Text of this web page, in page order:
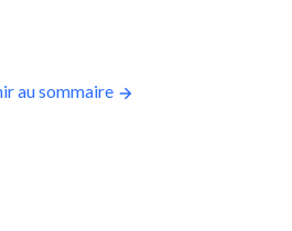
au sommaire